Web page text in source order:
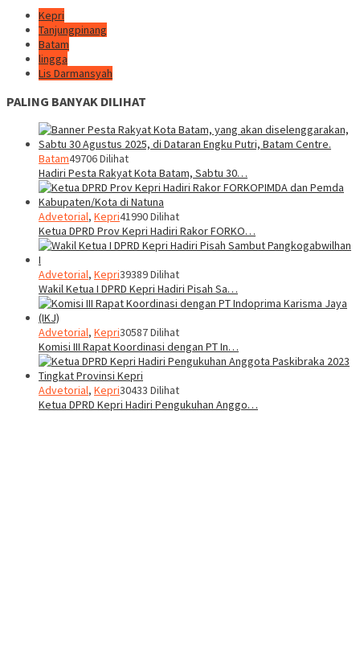
Kepri
Tanjungpinang
Batam
lingga
Lis Darmansyah
PALING BANYAK DILIHAT
Batam49706 Dilihat
Hadiri Pesta Rakyat Kota Batam, Sabtu 30…
Advetorial, Kepri41990 Dilihat
Ketua DPRD Prov Kepri Hadiri Rakor FORKO…
Advetorial, Kepri39389 Dilihat
Wakil Ketua I DPRD Kepri Hadiri Pisah Sa…
Advetorial, Kepri30587 Dilihat
Komisi III Rapat Koordinasi dengan PT In…
Advetorial, Kepri30433 Dilihat
Ketua DPRD Kepri Hadiri Pengukuhan Anggo…